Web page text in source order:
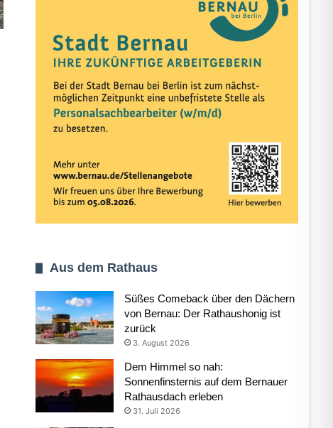
Aus dem Rathaus
Süßes Comeback über den Dächern
von Bernau: Der Rathaushonig ist
zurück
3. August 2026
Dem Himmel so nah:
Sonnenfinsternis auf dem Bernauer
Rathausdach erleben
31. Juli 2026